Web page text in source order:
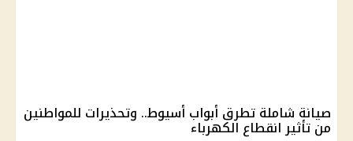
صيانة شاملة تطرق أبواب أسيوط.. وتحذيرات للمواطنين
من تأثير انقطاع الكهرباء